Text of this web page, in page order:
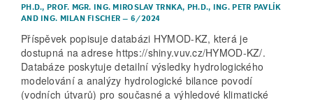
PH.D., PROF. MGR. ING. MIROSLAV TRNKA, PH.D., ING. PETR PAVLÍK
AND ING. MILAN FISCHER –6/2024
Příspěvek popisuje databázi HYMOD-KZ, která je
dostupná na adrese https://shiny.vuv.cz/HYMOD-KZ/.
Databáze poskytuje detailní výsledky hydrologického
modelování a analýzy hydrologické bilance povodí
(vodních útvarů) pro současné a výhledové klimatické